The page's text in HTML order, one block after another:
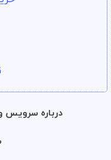
درباره سرویس